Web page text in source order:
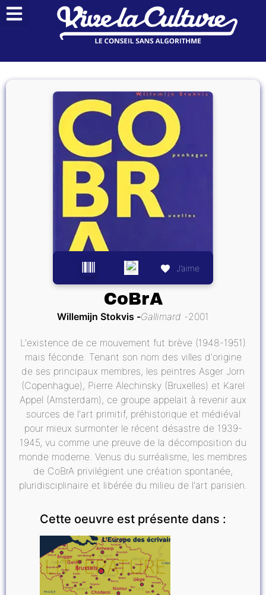
J’aime
CoBrA
Willemijn Stokvis Gallimard 2001
L'existence de ce mouvement fut brève (1948-1951)
mais féconde. Tenant son nom des villes d'origine
de ses principaux membres, les peintres Asger Jorn
(Copenhague), Pierre Alechinsky (Bruxelles) et Karel
Appel (Amsterdam), ce groupe appelait à revenir aux
sources de l'art primitif, préhistorique et médiéval
pour mieux surmonter le récent désastre de 1939-
1945, vu comme une preuve de la décomposition du
monde moderne. Venus du surréalisme, les membres
de CoBrA privilégient une création spontanée,
pluridisciplinaire et libérée du milieu de l'art parisien.
Cette oeuvre est présente dans :
LITTÉRATURE